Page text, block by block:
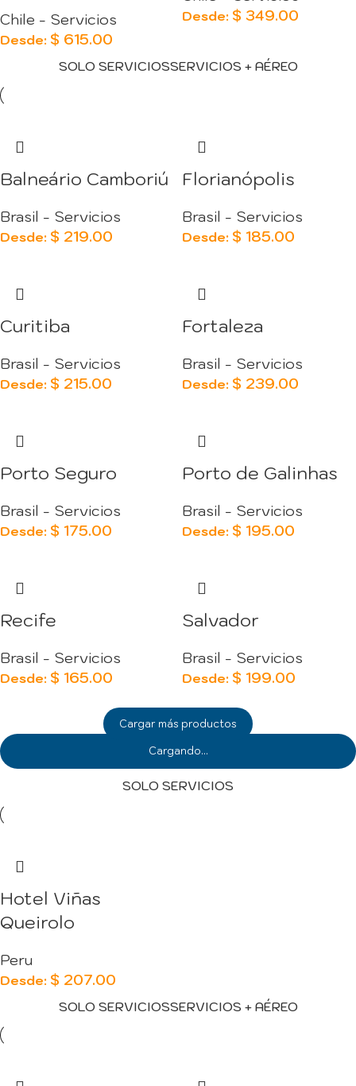
Chile - Servicios
Desde: $ 615.00
Desde: $ 349.00
SOLO SERVICIOSSERVICIOS + AÉREO
Balneário Camboriú
Brasil - Servicios
Desde: $ 219.00
Florianópolis
Brasil - Servicios
Desde: $ 185.00
Curitiba
Brasil - Servicios
Desde: $ 215.00
Fortaleza
Brasil - Servicios
Desde: $ 239.00
Porto Seguro
Brasil - Servicios
Desde: $ 175.00
Porto de Galinhas
Brasil - Servicios
Desde: $ 195.00
Recife
Brasil - Servicios
Desde: $ 165.00
Salvador
Brasil - Servicios
Desde: $ 199.00
Cargar más productos
Cargando...
SOLO SERVICIOS
Hotel Viñas
Queirolo
Peru
Desde: $ 207.00
SOLO SERVICIOSSERVICIOS + AÉREO